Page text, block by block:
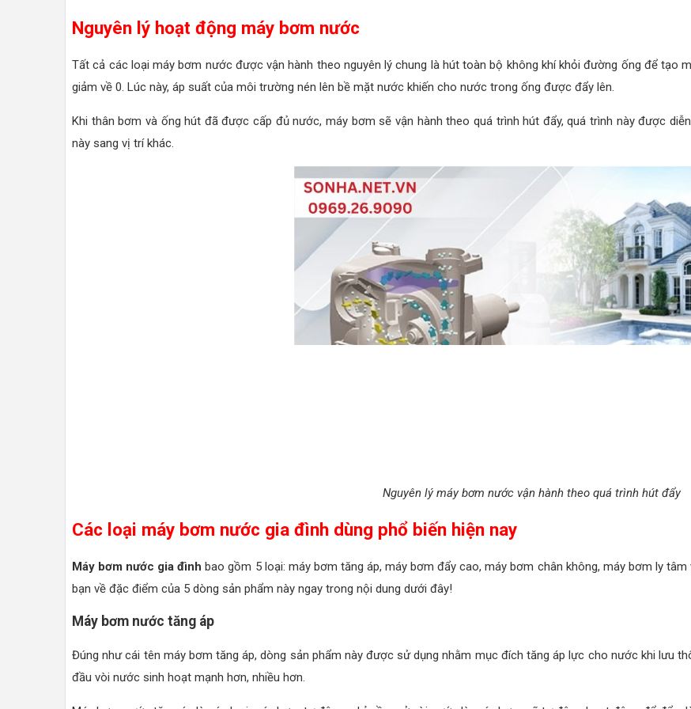
Nguyên lý hoạt động máy bơm nước
Tất cả các loại máy bơm nước được vận hành theo nguyên lý chung là hút toàn bộ không khí khỏi đường ống để tạo
giảm về 0. Lúc này, áp suất của môi trường nén lên bề mặt nước khiến cho nước trong ống được đẩy lên.
Khi thân bơm và ống hút đã được cấp đủ nước, máy bơm sẽ vận hành theo quá trình hút đẩy, quá trình này được
này sang vị trí khác.
Nguyên lý máy bơm nước vận hành theo quá trình hút đẩy
Các loại máy bơm nước gia đình dùng phổ biến hiện nay
Máy bơm nước gia đình bao gồm 5 loại: máy bơm tăng áp, máy bơm đẩy cao, máy bơm chân không, máy bơm ly
bạn về đặc điểm của 5 dòng sản phẩm này ngay trong nội dung dưới đây!
Máy bơm nước tăng áp
Đúng như cái tên máy bơm tăng áp, dòng sản phẩm này được sử dụng nhằm mục đích tăng áp lực cho nước khi lưu
đầu vòi nước sinh hoạt mạnh hơn, nhiều hơn.